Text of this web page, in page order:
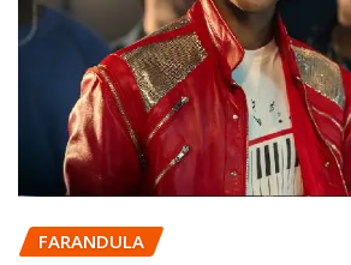
FARANDULA